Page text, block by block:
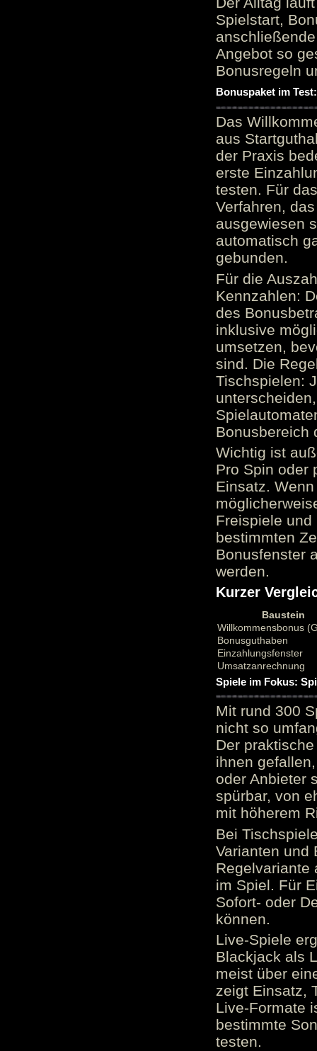
Spielstart,
Angebot so
Bonusregeln
Bonuspaket im
Das
aus
der Praxis
erste
testen. Für
Verfahren,
ausgewiesen
automatisch
gebunden.
Für die
Kennzahlen:
des
inklusive
umsetzen,
sind. Die
Tischspielen:
Bonusbereich
Wichtig ist
Pro Spin oder
Einsatz.
Freispiele
bestimmten
Bonusfenster
werden.
Kurzer
Baustein
Willkommensbonus
Bonusguthaben
Einzahlungsfenster
Umsatzanrechnung
Spiele im Fokus:
Mit rund 300
nicht so
Der
ihnen
oder Anbieter
spürbar, von
mit höherem
Bei
Varianten und
Regelvariante
im Spiel. Für
Sofort- oder
können.
Live-Spiele
Blackjack als
meist über
zeigt Einsatz,
Live-Formate
bestimmte
testen.